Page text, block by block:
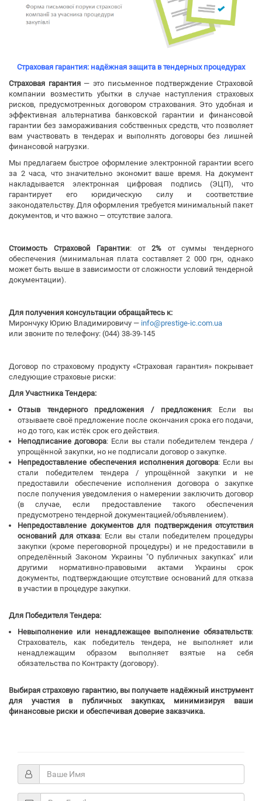
Страховая гарантия: надёжная защита в тендерных процедурах
Страховая гарантия— это письменное подтверждение Страховой
компании возместить убытки в случае наступления страховых
рисков, предусмотренных договором страхования. Это удобная и
эффективная альтернатива банковской гарантии и финансовой
гарантии без замораживания собственных средств, что позволяет
вам участвовать в тендерах и выполнять договоры без лишней
финансовой нагрузки.
Мы предлагаем быстрое оформление электронной гарантии всего
за 2 часа, что значительно экономит ваше время. На документ
накладывается электронная цифровая подпись (ЭЦП), что
гарантирует его юридическую силу и соответствие
законодательству. Для оформления требуется минимальный пакет
документов, и что важно — отсутствие залога.
Стоимость Страховой Гарантии: от2% от суммы тендерного
обеспечения (минимальная плата составляет 2 000 грн, однако
может быть выше в зависимости от сложности условий тендерной
документации).
Для получения консультации обращайтесь к:
Мирончуку Юрию Владимировичу — info@prestige-ic.com.ua
или звоните по телефону: (044) 38-39-145
Договор по страховому продукту «Страховая гарантия» покрывает
следующие страховые риски:
Для Участника Тендера:
Отзыв тендерного предложения / предложения: Если вы
отзываете своё предложение после окончания срока его подачи,
но до того, как истёк срок его действия.
Неподписание договора: Если вы стали победителем тендера /
упрощённой закупки, но не подписали договор о закупке.
Непредоставление обеспечения исполнения договора: Если вы
стали победителем тендера / упрощённой закупки и не
предоставили обеспечение исполнения договора о закупке
после получения уведомления о намерении заключить договор
(в случае, если предоставление такого обеспечения
предусмотрено тендерной документацией/объявлением).
Непредоставление документов для подтверждения отсутствия
оснований для отказа: Если вы стали победителем процедуры
закупки (кроме переговорной процедуры) и не предоставили в
определённый Законом Украины "О публичных закупках" или
другими нормативно-правовыми актами Украины срок
документы, подтверждающие отсутствие оснований для отказа
в участии в процедуре закупки.
Для Победителя Тендера:
Невыполнение или ненадлежащее выполнение обязательств:
Страхователь, как победитель тендера, не выполняет или
ненадлежащим образом выполняет взятые на себя
обязательства по Контракту (договору).
Выбирая страховую гарантию, вы получаете надёжный инструмент
для участия в публичных закупках, минимизируя ваши
финансовые риски и обеспечивая доверие заказчика.